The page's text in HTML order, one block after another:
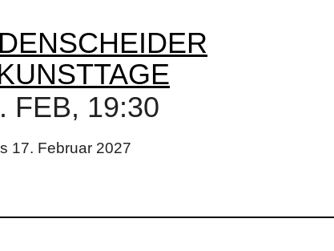
FEB, 19:30
17. Februar 2027